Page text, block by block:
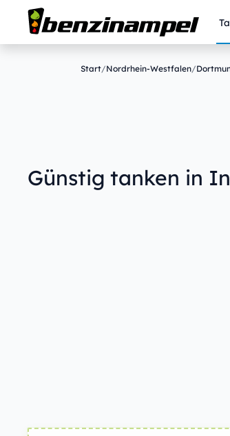
Start/Nordrhein-Westfalen/
Günstig tanken in